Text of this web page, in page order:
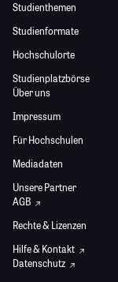
Studienthemen
Studienformate
Hochschulorte
Studienplatzbörse
Über uns
Impressum
Für Hochschulen
Mediadaten
Unsere Partner
AGB
Rechte & Lizenzen
Hilfe & Kontakt
Datenschutz